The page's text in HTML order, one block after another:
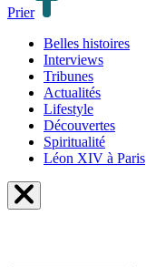
Prier
Belles histoires
Interviews
Tribunes
Actualités
Lifestyle
Découvertes
Spiritualité
Léon XIV à Paris